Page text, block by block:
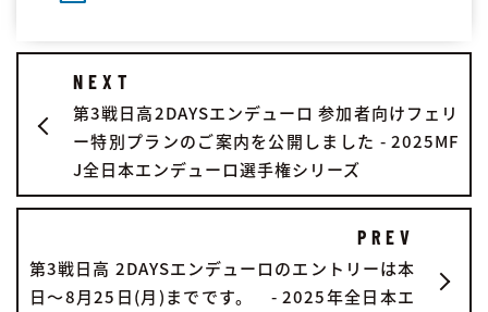
NEXT
第3戦日高2DAYSエンデューロ 参加者向けフェリ
ー特別プランのご案内を公開しました - 2025MF
J全日本エンデューロ選手権シリーズ
PREV
第3戦日高 2DAYSエンデューロのエントリーは本
日～8月25日(月)までです。 - 2025年全日本エ